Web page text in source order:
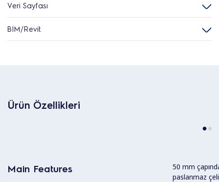
Veri Sayfası
BIM/Revit
Ürün Özellikleri
Main Features
50 mm
paslanmaz